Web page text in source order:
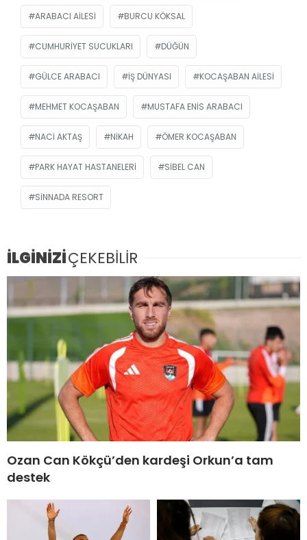
ARABACI AILESI BURCU KÖKSAL
CUMHURIYET SUCUKLARI DÜĞÜN
GÜLCE ARABACI IŞ DÜNYASI KOCAŞABAN AILESI
MEHMET KOCAŞABAN MUSTAFA ENIS ARABACI
NACI AKTAŞ NIKAH ÖMER KOCAŞABAN
PARK HAYAT HASTANELERI SIBEL CAN
SINNADA RESORT
İLGİNİZİÇEKEBİLİR
Ozan Can Kökçü’den kardeşi Orkun’a tam
destek